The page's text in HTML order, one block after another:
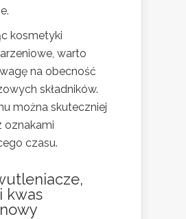
kosmetyki
warto
na obecność
składników.
można skuteczniej
oznakami
czasu.
kwas